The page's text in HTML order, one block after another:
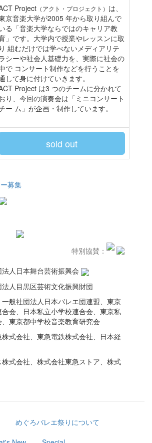
Project （アクト・プロジェクト） は、
京音楽大学が2005 年から取り組んで
る「音楽大学ならではのキャリア教
」です。大学内で授業やレッスンに取
り 組むだけでは学べないメディアリテ
シーや社会人基礎力を、実際に社会の
で コンサート制作などを行うことを
して身に付けていきます。
Project は3 つのチームに分かれて
り、今回の演奏会は「ミニコンサート
ー ム」が企画・制作しています。
sold out
特別協賛：
人日本舞台芸術振興会
人目黒区芸術文化振興財団
一般社団法人日本バレエ団連盟、東京
会、日本私立小学校連合会、東京私
東京都中学校音楽教育研究会
株式会社、東急電鉄株式会社、日本経
式会社、株式会社東急ストア、株式
めぐろバレエ祭りについて